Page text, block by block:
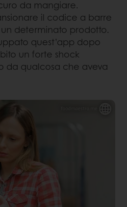
da mangiare.
il codice a barre
determinato prodotto.
quest’app dopo
un forte shock
da qualcosa che aveva